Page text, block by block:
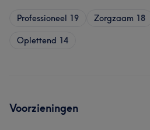
Professioneel 19 Zorgzaam 18
Oplettend 14
Voorzieningen